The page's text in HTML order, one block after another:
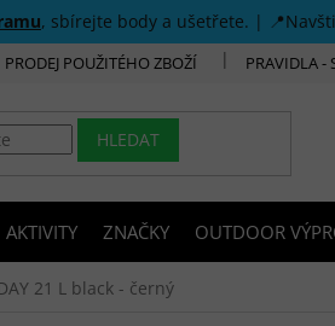
, sbírejte body a ušetřete. |
PRODEJ POUŽITÉHO ZBOŽÍ PRAVIDLA -
HLEDAT
AKTIVITY ZNAČKY OUTDOOR
21 L black - černý